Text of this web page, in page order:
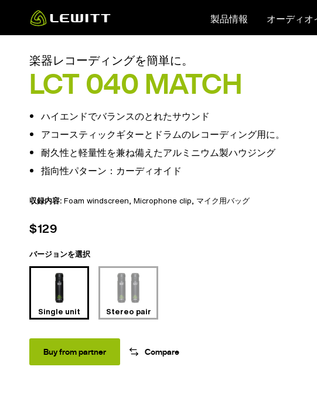
main
製品情報 オーディオ
楽器レコーディングを簡単に。
LCT 040 MATCH
ハイエンドでバランスのとれたサウンド
アコースティックギターとドラムのレコーディング用に。
耐久性と軽量性を兼ね備えたアルミニウム製ハウジング
指向性パターン：カーディオイド
収録内容: Foam windscreen, Microphone clip, マイク用バッグ
$129
バージョンを選択
Single unit Stereo pair
Buy from partner Compare